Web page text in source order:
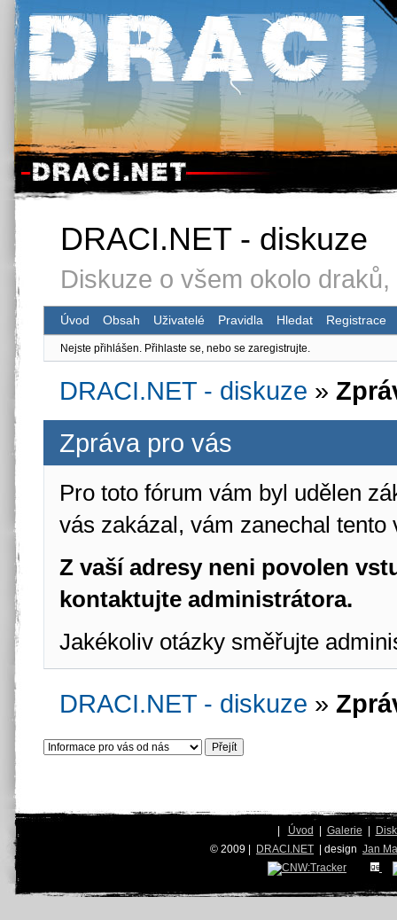
DRACI.NET - diskuze
Diskuze o všem okolo
Úvod Obsah Uživatelé Pravidla Hledat Registrace
Nejste přihlášen. Přihlaste se, nebo se zaregistrujte.
DRACI.NET - diskuze »
Zpráva pro vás
Pro toto fórum vám byl udělen
vás zakázal, vám zanechal tento
Z vaší adresy neni povolen
kontaktujte administrátora.
Jakékoliv otázky směřujte
DRACI.NET - diskuze »
| Úvod | Galerie |
© 2009 | DRACI.NET | design Jan